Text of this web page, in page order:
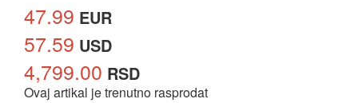
47.99 EUR
57.59 USD
4,799.00 RSD
Ovaj artikal je trenutno rasprodat